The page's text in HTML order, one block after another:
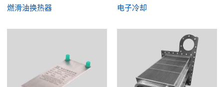
燃滑油换热器 电子冷却